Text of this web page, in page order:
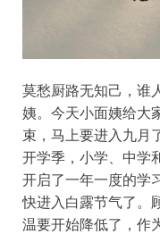
莫愁厨路无知己，谁
姨。今天小面姨给大
束，马上要进入九月
开学季，小学、中学
开启了一年一度的学
快进入白露节气了。
温要开始降低了，作